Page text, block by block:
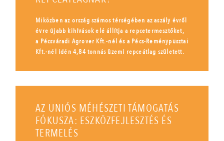
Miközben az ország számos térségében az aszály évről
évre újabb kihívások elé állítja a repcetermesztőket,
a Pécsváradi Agrover Kft.-nél és a Pécs-Reménypusztai
Kft.-nél idén 4,84 tonnás üzemi repceátlag született.
AZ UNIÓS MÉHÉSZETI TÁMOGATÁS
FÓKUSZA: ESZKÖZFEJLESZTÉS ÉS
TERMELÉS